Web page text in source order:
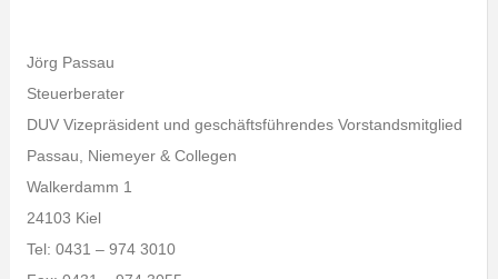
Jörg Passau
Steuerberater
DUV Vizepräsident und geschäftsführendes Vorstandsmitglied
Passau, Niemeyer & Collegen
Walkerdamm 1
24103 Kiel
Tel: 0431 – 974 3010